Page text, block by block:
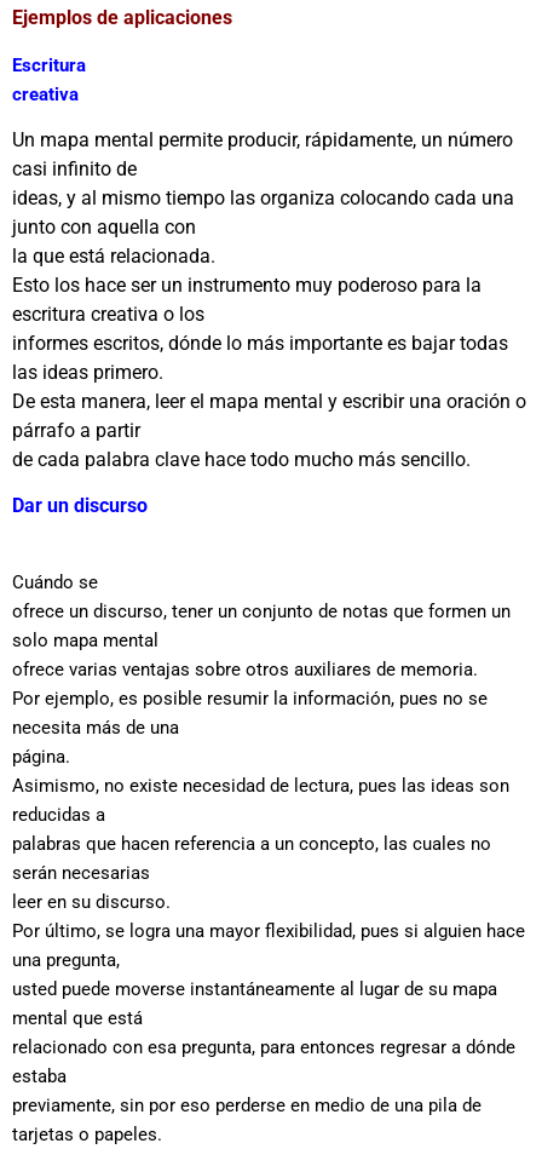
Ejemplos de aplicaciones
Escritura
creativa
Un mapa mental permite producir, rápidamente, un número
casi infinito de
ideas, y al mismo tiempo las organiza colocando cada una
junto con aquella con
la que está relacionada.
Esto los hace ser un instrumento muy poderoso para la
escritura creativa o los
informes escritos, dónde lo más importante es bajar todas
las ideas primero.
De esta manera, leer el mapa mental y escribir una oración o
párrafo a partir
de cada palabra clave hace todo mucho más sencillo.
Dar un discurso
Cuándo se
ofrece un discurso, tener un conjunto de notas que formen un
solo mapa mental
ofrece varias ventajas sobre otros auxiliares de memoria.
Por ejemplo, es posible resumir la información, pues no se
necesita más de una
página.
Asimismo, no existe necesidad de lectura, pues las ideas son
reducidas a
palabras que hacen referencia a un concepto, las cuales no
serán necesarias
leer en su discurso.
Por último, se logra una mayor flexibilidad, pues si alguien hace
una pregunta,
usted puede moverse instantáneamente al lugar de su mapa
mental que está
relacionado con esa pregunta, para entonces regresar a dónde
estaba
previamente, sin por eso perderse en medio de una pila de
tarjetas o papeles.